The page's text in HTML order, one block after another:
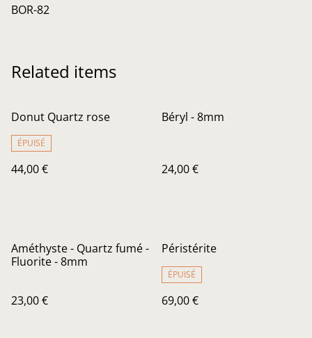
BOR-82
Related items
Donut Quartz rose
ÉPUISÉ
44,00 €
Béryl - 8mm
24,00 €
Améthyste - Quartz fumé -
Fluorite - 8mm
23,00 €
Péristérite
ÉPUISÉ
69,00 €